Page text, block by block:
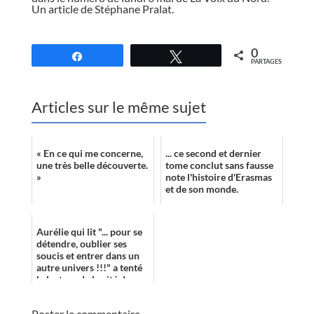
Un article de Stéphane Pralat.
0
PARTAGES
Articles sur le même sujet
« En ce qui me concerne,
une très belle découverte.
»
... ce second et dernier
tome conclut sans fausse
note l'histoire d'Erasmas
et de son monde.
Aurélie qui lit "... pour se
détendre, oublier ses
soucis et entrer dans un
autre univers !!!" a tenté
la lecture de la cité de